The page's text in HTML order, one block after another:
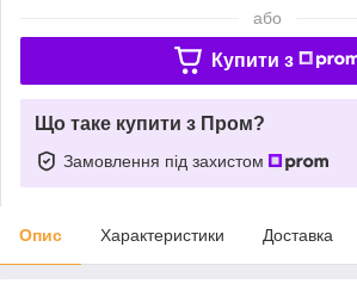
або
Купити з
Що таке купити з Пром?
Замовлення під захистом
Опис Характеристики Доставка